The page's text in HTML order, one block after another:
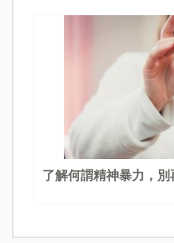
了解何謂精神暴力，別